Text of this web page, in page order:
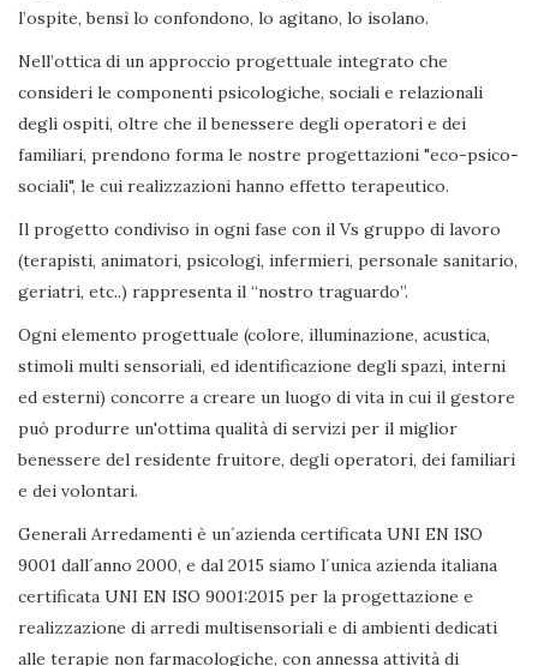
l’ospite, bensì lo confondono, lo agitano, lo isolano.
Nell’ottica di un approccio progettuale integrato che
consideri le componenti psicologiche, sociali e relazionali
degli ospiti, oltre che il benessere degli operatori e dei
familiari, prendono forma le nostre progettazioni "eco-psico-
sociali", le cui realizzazioni hanno effetto terapeutico.
Il progetto condiviso in ogni fase con il Vs gruppo di lavoro
(terapisti, animatori, psicologi, infermieri, personale sanitario,
geriatri, etc..) rappresenta il “nostro traguardo”.
Ogni elemento progettuale (colore, illuminazione, acustica,
stimoli multi sensoriali, ed identificazione degli spazi, interni
ed esterni) concorre a creare un luogo di vita in cui il gestore
può produrre un'ottima qualità di servizi per il miglior
benessere del residente fruitore, degli operatori, dei familiari
e dei volontari.
Generali Arredamenti è un´azienda certificata UNI EN ISO
9001 dall´anno 2000, e dal 2015 siamo l´unica azienda italiana
certificata UNI EN ISO 9001:2015 per la progettazione e
realizzazione di arredi multisensoriali e di ambienti dedicati
alle terapie non farmacologiche, con annessa attività di